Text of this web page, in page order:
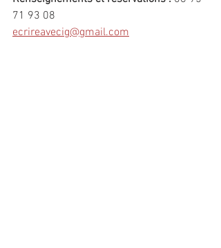
71 93 08
ecrireavecig@gmail.com